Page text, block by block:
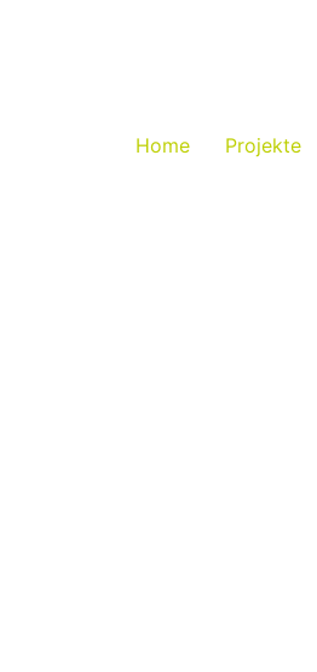
Home Projekte